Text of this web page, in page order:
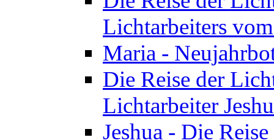
Lichtarbeiters
Maria -
Die Reise der
Lichtarbeiter
Jeshua - Die